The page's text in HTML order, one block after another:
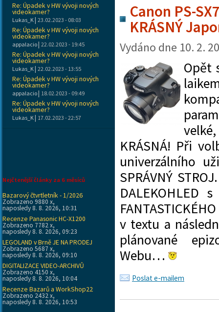
Canon PS-
KRÁSNÝ
Vydáno dne 10. 2.
Opět
KRÁSNÁ! Při
univerzálního
SPRÁVNÝ
DALEKOHLED
v textu a
plánované
Webu…
Poslat e-mailem
Re: Úpadek v HW vývoji nových
videokamer?
Lukas_K | 23.02.2023 - 08:03
Re: Úpadek v HW vývoji nových
videokamer?
appalacio| 22.02.2023 - 19:45
Re: Úpadek v HW vývoji nových
videokamer?
Lukas_K | 22.02.2023 - 13:55
Re: Úpadek v HW vývoji nových
videokamer?
appalacio| 18.02.2023 - 09:49
Re: Úpadek v HW vývoji nových
videokamer?
Lukas_K | 17.02.2023 - 22:57
Nejčtenější články za 6 měsíců
Bazarový čtvrtletník - 1/2026
Zobrazeno 9880 x,
naposledy 8. 8. 2026, 10:31
Recenze Panasonic HC-X1200
Zobrazeno 7782 x,
naposledy 8. 8. 2026, 09:23
LEGOLAND v Brně JE NA PRODEJ
Zobrazeno 5687 x,
naposledy 8. 8. 2026, 09:10
DIGITALIZACE VIDEO-ARCHIVŮ
Zobrazeno 4150 x,
naposledy 8. 8. 2026, 10:04
Recenze Bazarů a WorkShop22
Zobrazeno 2432 x,
naposledy 8. 8. 2026, 10:53